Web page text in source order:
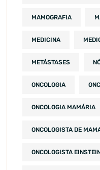
MAMOGRAFIA
MEDICINA
METÁSTASES
ONCOLOGIA
ONCOLOGIA MAMÁRIA
ONCOLOGISTA DE
ONCOLOGISTA